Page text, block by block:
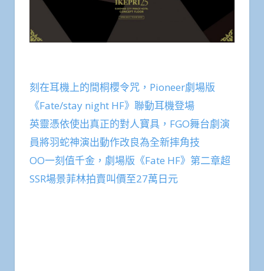
刻在耳機上的間桐櫻令咒，Pioneer劇場版
《Fate/stay night HF》聯動耳機登場
英靈憑依使出真正的對人寶具，FGO舞台劇演
員將羽蛇神演出動作改良為全新摔角技
OO一刻值千金，劇場版《Fate HF》第二章超
SSR場景菲林拍賣叫價至27萬日元